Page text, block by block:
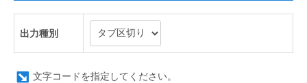
出力種別
文字コードを指定してください。